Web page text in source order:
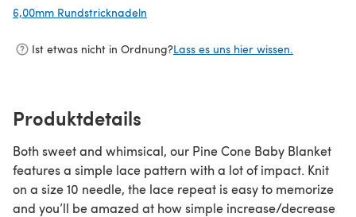
6,00mm Rundstricknadeln
Ist etwas nicht in Ordnung?Lass es uns hier wissen.
Produktdetails
Both sweet and whimsical, our Pine Cone Baby Blanket
features a simple lace pattern with a lot of impact. Knit
on a size 10 needle, the lace repeat is easy to memorize
and you’ll be amazed at how simple increase/decrease